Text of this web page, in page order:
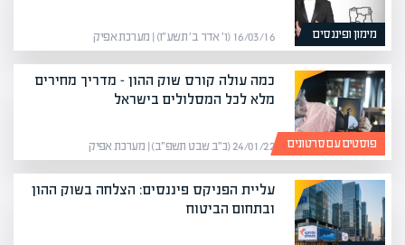
מימון ופיננסים 16/03/16 (ו׳ אדר ב׳ תשע״ו) | מערכת אפיק
פוסטים עם סרטונים
כמה עולה קורס שוק ההון – מדריך מחירים
מלא לכל המסלולים בישראל
24/01/22 (כ״ב שבט תשפ״ב) | מערכת אפיק
עליית הפניקס פיננסים: הצלחה בשוק ההון
ובתחום הביטוח